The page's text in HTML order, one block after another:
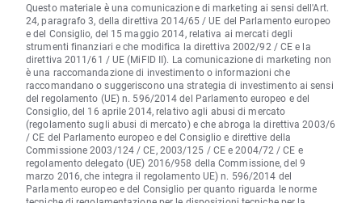
Questo materiale è una comunicazione di marketing ai sensi dell'Art.
24, paragrafo 3, della direttiva 2014/65 / UE del Parlamento europeo
e del Consiglio, del 15 maggio 2014, relativa ai mercati degli
strumenti finanziari e che modifica la direttiva 2002/92 / CE e la
direttiva 2011/61 / UE (MiFID II). La comunicazione di marketing non
è una raccomandazione di investimento o informazioni che
raccomandano o suggeriscono una strategia di investimento ai sensi
del regolamento (UE) n. 596/2014 del Parlamento europeo e del
Consiglio, del 16 aprile 2014, relativo agli abusi di mercato
(regolamento sugli abusi di mercato) e che abroga la direttiva 2003/6
/ CE del Parlamento europeo e del Consiglio e direttive della
Commissione 2003/124 / CE, 2003/125 / CE e 2004/72 / CE e
regolamento delegato (UE) 2016/958 della Commissione, del 9
marzo 2016, che integra il regolamento UE) n. 596/2014 del
Parlamento europeo e del Consiglio per quanto riguarda le norme